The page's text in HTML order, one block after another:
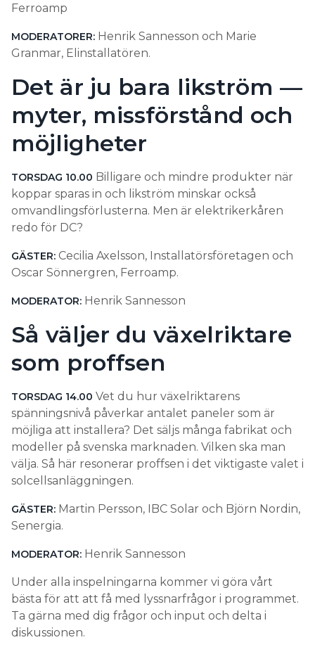
Ferroamp
MODERATORER: Henrik Sannesson och Marie
Granmar, Elinstallatören.
Det är ju bara likström —
myter, missförstånd och
möjligheter
TORSDAG 10.00 Billigare och mindre produkter när
koppar sparas in och likström minskar också
omvandlingsförlusterna. Men är elektrikerkåren
redo för DC?
GÄSTER: Cecilia Axelsson, Installatörsföretagen och
Oscar Sönnergren, Ferroamp.
MODERATOR: Henrik Sannesson
Så väljer du växelriktare
som proffsen
TORSDAG 14.00 Vet du hur växelriktarens
spänningsnivå påverkar antalet paneler som är
möjliga att installera? Det säljs många fabrikat och
modeller på svenska marknaden. Vilken ska man
välja. Så här resonerar proffsen i det viktigaste valet i
solcellsanläggningen.
GÄSTER: Martin Persson, IBC Solar och Björn Nordin,
Senergia.
MODERATOR: Henrik Sannesson
Under alla inspelningarna kommer vi göra vårt
bästa för att att få med lyssnarfrågor i programmet.
Ta gärna med dig frågor och input och delta i
diskussionen.